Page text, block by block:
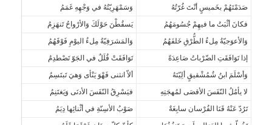
صَدَمْتَهُمْ بخَميسٍ أنْتَ غُرّتُهُ
وَسَمْهَرِيّتُهُ في وَجْهِهِ غَمَمُ
فكانَ أثْبَتُ ما فيهِمْ جُسُومَهُمُ
يَسقُطْنَ حَوْلَكَ وَالأرْواحُ تَنهَزِمُ
وَالأعوَجيّةُ مِلءُ الطُّرْقِ خَلفَهُمُ
وَالمَشرَفِيّةُ مِلءُ اليوْمِ فَوْقَهُمُ
إذا تَوَافَقَتِ الضّرْباتُ صَاعِدَةً
تَوَافَقَتْ قُلَلٌ في الجَوّ تَصْطدِمُ
وَأسْلَمَ ابنُ شُمُشْقيقٍ ألِيّتَهُ
ألاّ انثنى فَهْوَ يَنْأى وَهيَ تَبتَسِمُ
لا يأمُلُ النّفَسَ الأقصَى لمُهجَتِهِ
فيَسْرِقُ النّفَسَ الأدنَى وَيَغتَنِمُ
تَرُدّ عَنْهُ قَنَا الفُرْسان سابِغَةٌ
صَوْبُ الأسِنّةِ في أثْنائِها دِيَمُ